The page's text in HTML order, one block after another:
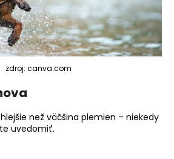
zdroj: canva.com
než väčšina plemien – niekedy
uvedomiť.